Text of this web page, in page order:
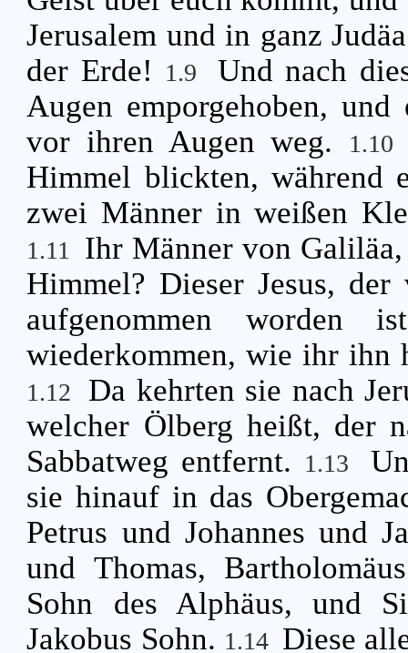
Jerusalem und in ganz
der Erde!
1.9
Und nach
Augen emporgehoben,
vor ihren Augen weg.
1.10
Himmel blickten, während
zwei Männer in weißen
1.11 Ihr Männer von
Himmel? Dieser Jesus,
aufgenommen worden
wiederkommen, wie ihr ihn
1.12
Da kehrten sie nach
welcher Ölberg heißt, der
Sabbatweg entfernt. 1.13
sie hinauf in das
Petrus und Johannes und
und Thomas,
Sohn des Alphäus, und
Jakobus Sohn. 1.14 Diese